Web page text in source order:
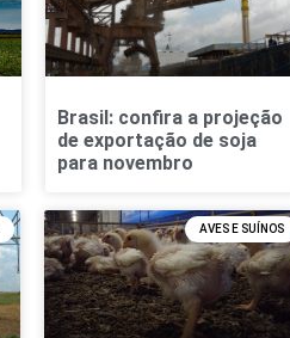
Brasil: confira a projeção
de exportação de soja
para novembro
AVES E SUÍNOS